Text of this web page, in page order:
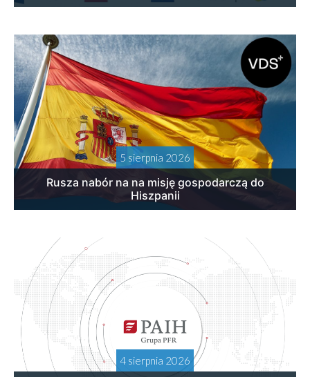
5 sierpnia 2026
Rusza nabór na na misję gospodarczą do
Hiszpanii
4 sierpnia 2026